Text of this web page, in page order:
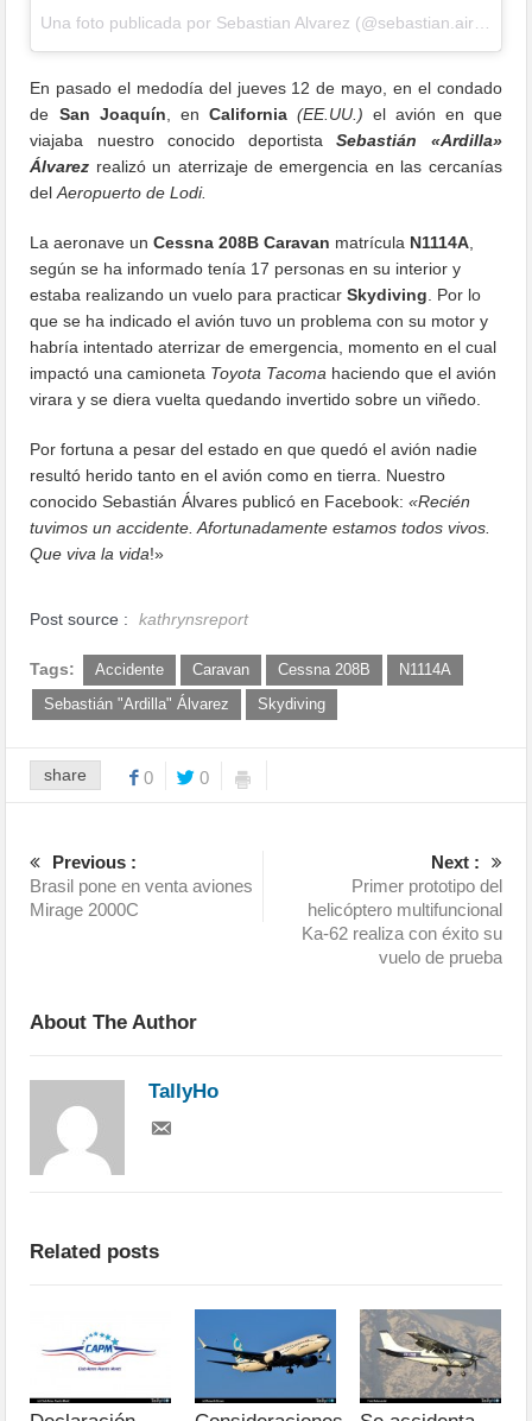
Una foto publicada por Sebastian Alvarez (@sebastian.air)el
En pasado el medodía del jueves 12 de mayo, en el condado
de San Joaquín, en California (EE.UU.) el avión en que
viajaba nuestro conocido deportistaSebastián «Ardilla»
Álvarez realizó un aterrizaje de emergencia en las cercanías
delAeropuerto de Lodi.
La aeronave un Cessna 208B Caravan matrícula N1114A,
según se ha informado tenía 17 personas en su interior y
estaba realizando un vuelo para practicarSkydiving. Por lo
que se ha indicado el avión tuvo un problema con su motor y
habría intentado aterrizar de emergencia, momento en el cual
impactó una camioneta Toyota Tacoma haciendo que el avión
virara y se diera vuelta quedando invertido sobre un viñedo.
Por fortuna a pesar del estado en que quedó el avión nadie
resultó herido tanto en el avión como en tierra. Nuestro
conocido Sebastián Álvares publicó en Facebook:«Recién
tuvimos un accidente. Afortunadamente estamos todos vivos.
Que viva la vida!»
Post source : kathrynsreport
Tags: Accidente Caravan Cessna 208B
N1114A
Sebastián "Ardilla" Álvarez
Skydiving
share 0 0
Previous :
Brasil pone en venta aviones
Mirage 2000C
Next :
Primer prototipo del
helicóptero multifuncional
Ka-62 realiza con éxito su
vuelo de prueba
About The Author
TallyHo
Related posts